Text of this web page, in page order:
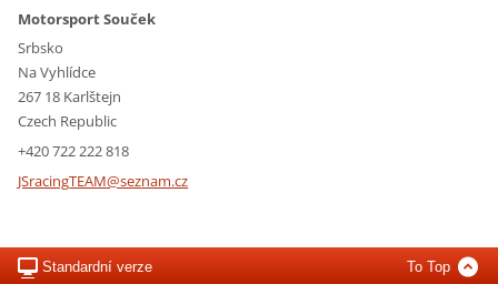
Motorsport Souček
Srbsko
Na Vyhlídce
267 18 Karlštejn
Czech Republic
+420 722 222 818
JSracingTEAM@seznam.cz
Standardní verze To Top